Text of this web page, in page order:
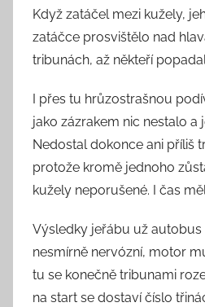
Když zatáčel mezi kužely,
zatáčce prosvištělo nad
tribunách, až někteří
I přes tu hrůzostrašnou
jako zázrakem nic nestalo a
Nedostal dokonce ani příliš
protože kromě jednoho
kužely neporušené. I čas
Výsledky jeřábu už autobus
nesmírně nervózní, motor
tu se konečně tribunami
na start se dostaví číslo